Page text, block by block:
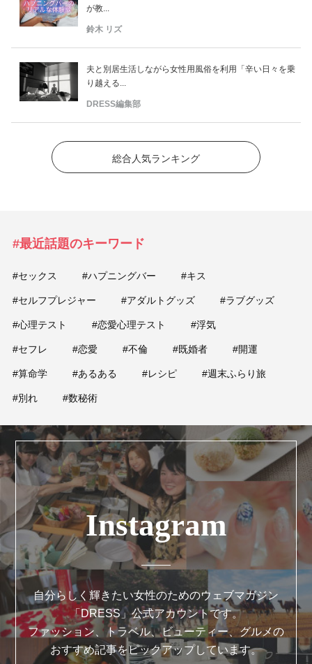
が教...
鈴木 リズ
夫と別居生活しながら女性用風俗を利用「辛い日々を乗
り越える...
DRESS編集部
総合人気ランキング
#最近話題のキーワード
#セックス #ハプニングバー #キス
#セルフプレジャー #アダルトグッズ #ラブグッズ
#心理テスト #恋愛心理テスト #浮気
#セフレ #恋愛 #不倫 #既婚者 #開運
#算命学 #あるある #レシピ #週末ふらり旅
#別れ #数秘術
Instagram
自分らしく輝きたい女性のためのウェブマガジン
「DRESS」公式アカウントです。
ファッション、トラベル、ビューティー、グルメの
おすすめ記事をピックアップしています。